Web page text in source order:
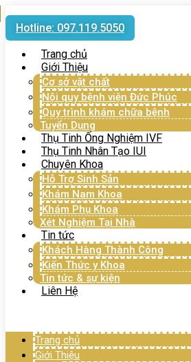
Hotline: 097.119.5050
Trang chủ
Giới Thiệu
Cơ sở vật chất
Nội quy bệnh viện Đức Phúc
Quy trình khám chữa bệnh
Tuyển Dụng
Thụ Tinh Ống Nghiệm IVF
Thụ Tinh Nhân Tạo IUI
Chuyên Khoa
Hỗ Trợ Sinh Sản
Khám Nam Khoa
Khám Phụ Khoa
Xét Nghiệm Tại Nhà
Tin tức
Khách Hàng Thành Công
Kiến Thức y Khoa
Tin tức & sự kiện
Liên Hệ
Trang chủ
Giới Thiệu